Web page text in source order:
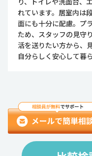
れています。居室内は
面にも十分に配慮。プ
ため、スタッフの見守
活を送りたい方から、
自分らしく安心して暮